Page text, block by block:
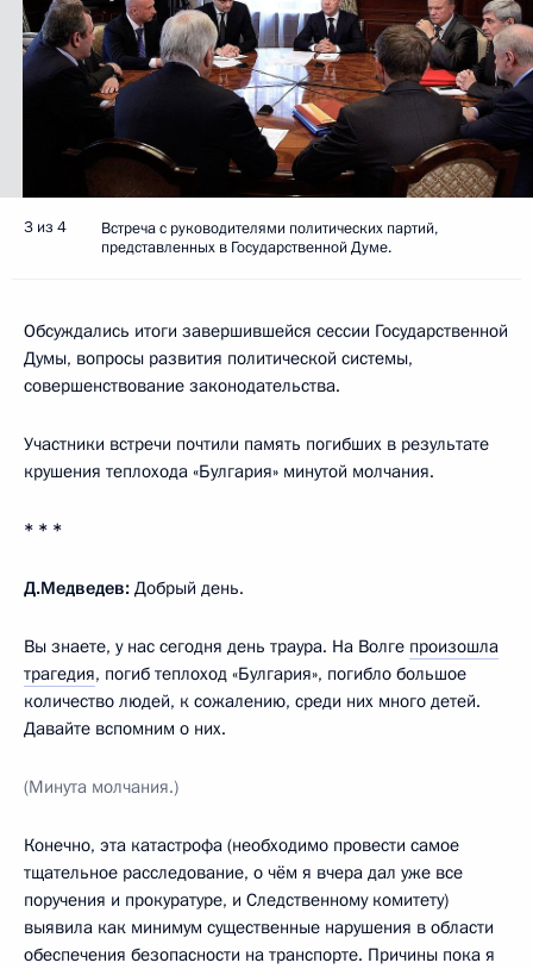
3 из 4
Встреча с руководителями политических партий,
представленных в Государственной Думе.
Обсуждались итоги завершившейся сессии Государственной
Думы, вопросы развития политической системы,
совершенствование законодательства.
Участники встречи почтили память погибших в результате
крушения теплохода «Булгария» минутой молчания.
* * *
Д.Медведев: Добрый день.
Вы знаете, у нас сегодня день траура. На Волге произошла
трагедия, погиб теплоход «Булгария», погибло большое
количество людей, к сожалению, среди них много детей.
Давайте вспомним о них.
(Минута молчания.)
Конечно, эта катастрофа (необходимо провести самое
тщательное расследование, о чём я вчера дал уже все
поручения и прокуратуре, и Следственному комитету)
выявила как минимум существенные нарушения в области
обеспечения безопасности на транспорте. Причины пока я